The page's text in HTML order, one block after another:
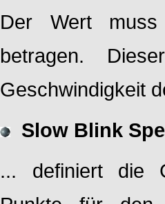
Der Wert muss
betragen.
Geschwindigkeit
Slow Blink
... definiert die